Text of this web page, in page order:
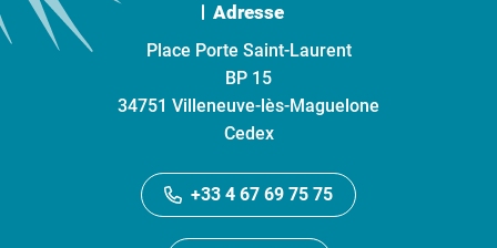
Adresse
Place Porte Saint-Laurent
BP 15
34751 Villeneuve-lès-Maguelone
Cedex
+33 4 67 69 75 75